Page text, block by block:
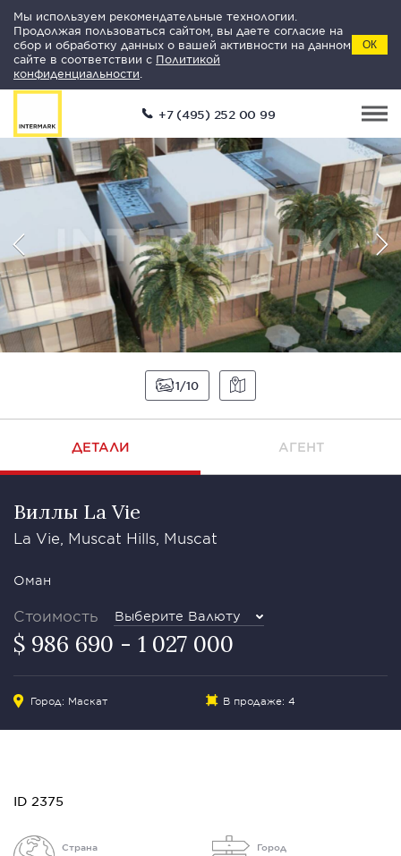
Мы используем рекомендательные технологии.
Продолжая пользоваться сайтом, вы даете согласие на
сбор и обработку данных о вашей активности на данном
сайте в соответствии с Политикой
конфиденциальности
ОК
+7 (495) 252 00 99
1 10
ДЕТАЛИ АГЕНТ
Виллы La Vie
La Vie, Muscat Hills, Muscat
Оман
Стоимость Выберите Валюту
$ 986 690 - 1 027 000
Город: Маскат В продаже: 4
ID 2375
Страна Город